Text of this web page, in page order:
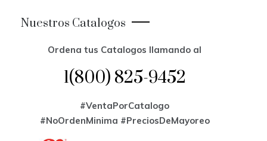
Nuestros Catalogos
Ordena tus Catalogos llamando al
1(800) 825-9452
#VentaPorCatalogo
#NoOrdenMinima #PreciosDeMayoreo